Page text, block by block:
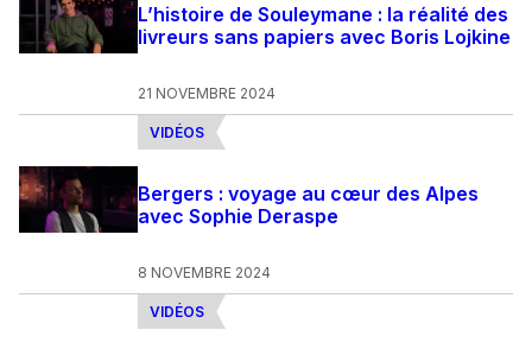
L’histoire de Souleymane : la réalité des
livreurs sans papiers avec Boris Lojkine
21 NOVEMBRE 2024
VIDÉOS
Bergers : voyage au cœur des Alpes
avec Sophie Deraspe
8 NOVEMBRE 2024
VIDÉOS